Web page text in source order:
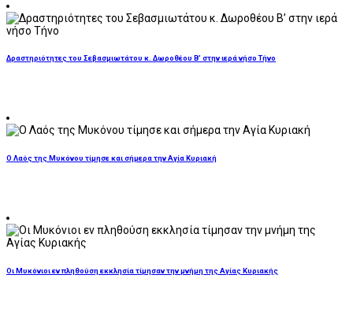
Δραστηριότητες του Σεβασμιωτάτου κ. Δωροθέου Β’ στην ιερά νήσο Τήνο
O Λαός της Μυκόνου τίμησε και σήμερα την Αγία Κυριακή
Οι Μυκόνιοι εν πληθούση εκκλησία τίμησαν την μνήμη της Αγίας Κυριακής